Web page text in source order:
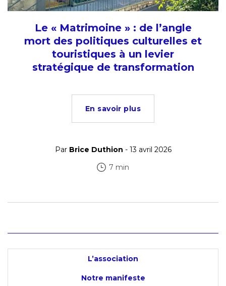
Le « Matrimoine » : de l’angle
mort des politiques culturelles et
touristiques à un levier
stratégique de transformation
En savoir plus
Par Brice Duthion - 13 avril 2026
7 min
L’association
Notre manifeste